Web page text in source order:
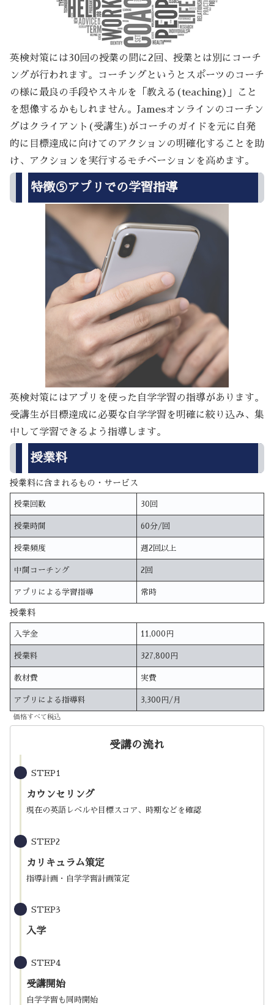
英検対策には30回の授業の間に2回、授業とは別にコーチ
ングが行われます。コーチングというとスポーツのコーチ
の様に最良の手段やスキルを「教える(teaching)」こと
を想像するかもしれません。Jamesオンラインのコーチン
グはクライアント(受講生)がコーチのガイドを元に自発
的に目標達成に向けてのアクションの明確化することを助
け、アクションを実行するモチベーションを高めます。
特徴⑤アプリでの学習指導
英検対策にはアプリを使った自学学習の指導があります。
受講生が目標達成に必要な自学学習を明確に絞り込み、集
中して学習できるよう指導します。
授業料
授業料に含まれるもの・サービス
授業回数 30回
授業時間 60分/回
授業頻度 週2回以上
中間コーチング 2回
アプリによる学習指導 常時
授業料
入学金 11,000円
授業料 327,800円
教材費 実費
アプリによる指導料 3,300円/月
価格すべて税込
受講の流れ
STEP1
カウンセリング
現在の英語レベルや目標スコア、時期などを確認
STEP2
カリキュラム策定
指導計画・自学学習計画策定
STEP3
入学
STEP4
受講開始
自学学習も同時開始